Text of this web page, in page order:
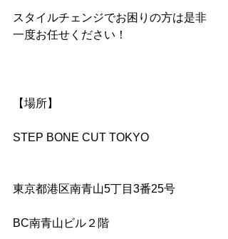
スタイルチェンジでお困りの方は是非
一度お任せください！
【場所】
STEP BONE CUT TOKYO
東京都港区南青山5丁目3番25号
BC南青山ビル２階